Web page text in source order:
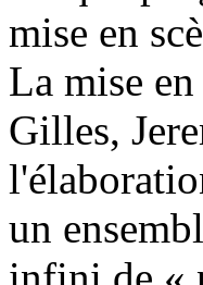
mise en
La mise
Gilles,
un